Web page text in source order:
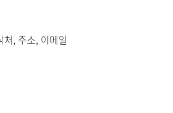
, 주소, 이메일